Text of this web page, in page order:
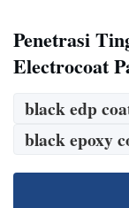
Penetrasi
Electrocoat
black edp
black epoxy